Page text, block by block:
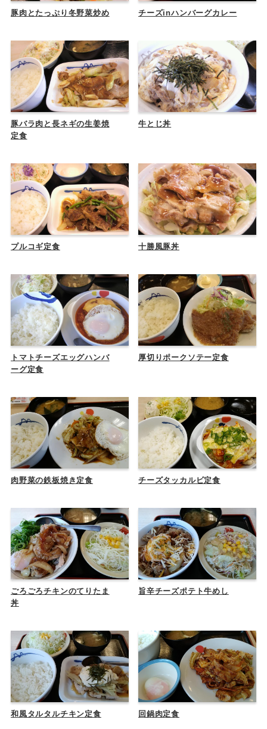
豚肉とたっぷり冬野菜炒め チーズinハンバーグカレー
豚バラ肉と長ネギの生姜焼
定食
牛とじ丼
プルコギ定食 十勝風豚丼
トマトチーズエッグハンバ
ーグ定食
厚切りポークソテー定食
肉野菜の鉄板焼き定食 チーズタッカルビ定食
ごろごろチキンのてりたま
丼
旨辛チーズポテト牛めし
和風タルタルチキン定食 回鍋肉定食